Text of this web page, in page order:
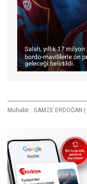
Muhabir : GAMZE ERDOĞAN |